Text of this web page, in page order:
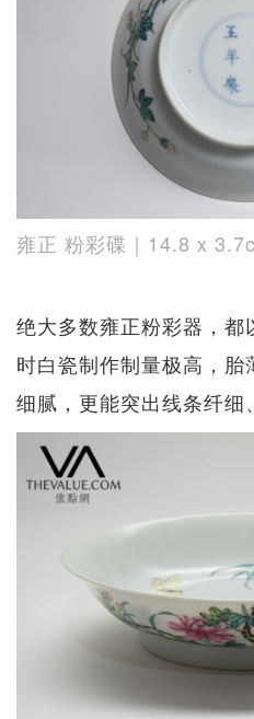
雍正 粉彩碟｜14.8 x
绝大多数雍正粉彩器，都
时白瓷制作制量极高，
细腻，更能突出线条纤细